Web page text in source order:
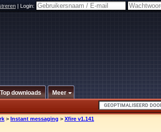
|Login:
Top downloads Meer
> Instant messaging > Xfire v1.141